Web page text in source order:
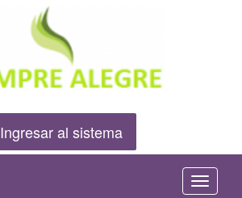
Ingresar al sistema
Menú